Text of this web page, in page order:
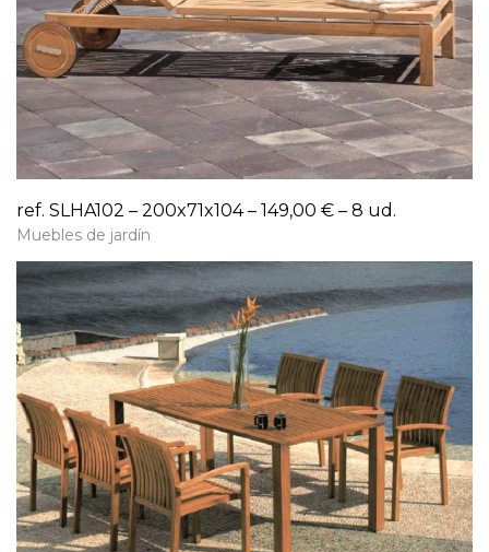
ref. SLHA102 – 200x71x104 – 149,00 € – 8 ud.
Muebles de jardín